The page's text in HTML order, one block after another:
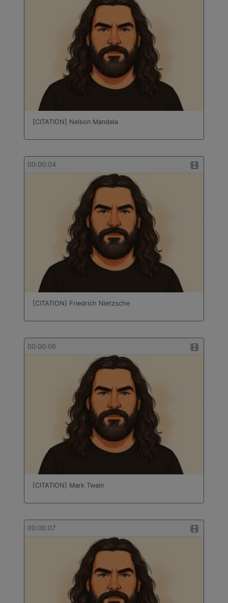
[CITATION] Nelson Mandela
00:00:04
[CITATION] Friedrich Nietzsche
00:00:06
[CITATION] Mark Twain
00:00:07